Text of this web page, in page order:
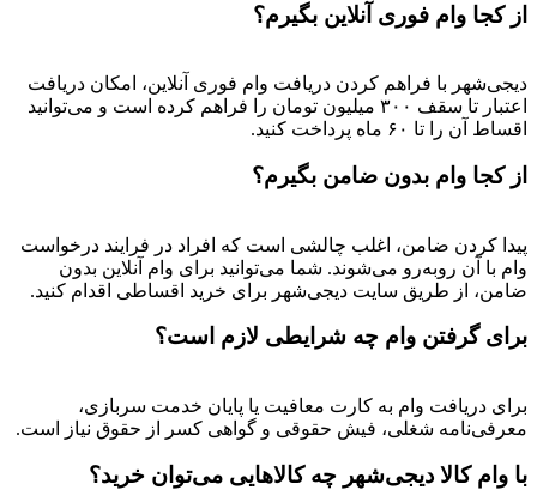
از کجا وام فوری آنلاین بگیرم؟
دیجی‌شهر با فراهم کردن دریافت وام فوری آنلاین، امکان دریافت
اعتبار تا سقف ۳۰۰ میلیون تومان را فراهم کرده است و می‌توانید
اقساط آن را تا ۶۰ ماه پرداخت کنید.
از کجا وام بدون ضامن بگیرم؟
پیدا کردن ضامن، اغلب چالشی است که افراد در فرایند درخواست
وام با آن روبه‌رو می‌شوند. شما می‌توانید برای وام آنلاین بدون
ضامن، از طریق سایت دیجی‌شهر برای خرید اقساطی اقدام کنید.
برای گرفتن وام چه شرایطی لازم است؟
برای دریافت وام به کارت معافیت یا پایان خدمت سربازی،
معرفی‌نامه شغلی، فیش حقوقی و گواهی کسر از حقوق نیاز است.
با وام کالا دیجی‌شهر چه کالاهایی می‌توان خرید؟